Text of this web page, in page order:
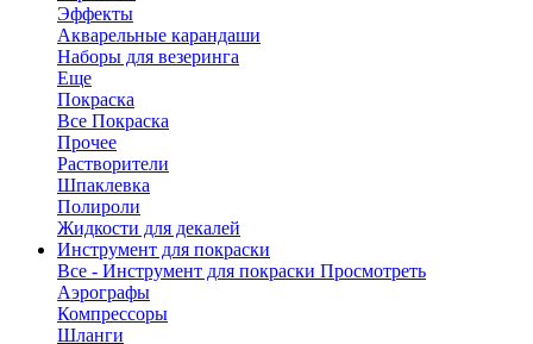
Эффекты
Акварельные карандаши
Наборы для везеринга
Еще
Покраска
Все Покраска
Прочее
Растворители
Шпаклевка
Полироли
Жидкости для декалей
Инструмент для покраски
Все - Инструмент для покраски Просмотреть
Аэрографы
Компрессоры
Шланги